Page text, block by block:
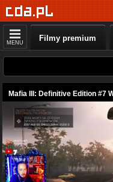
MENU Filmy premium
Mafia III: Definitive Edition #7